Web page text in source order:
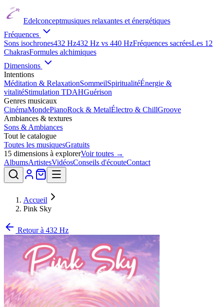
Edelconceptmusiques relaxantes et énergétiques
Fréquences
Sons isochrones432 Hz432 Hz vs 440 HzFréquences sacréesLes 12
ChakrasFormules alchimiques
Dimensions
Intentions
Méditation & RelaxationSommeilSpiritualitéÉnergie &
vitalitéStimulation TDAHGuérison
Genres musicaux
CinémaMondePianoRock & MetalÉlectro & ChillGroove
Ambiances & textures
Sons & Ambiances
Tout le catalogue
Toutes les musiquesGratuits
15 dimensions à explorerVoir toutes →
AlbumsArtistesVidéosConseils d'écouteContact
Accueil
Pink Sky
Retour à 432 Hz